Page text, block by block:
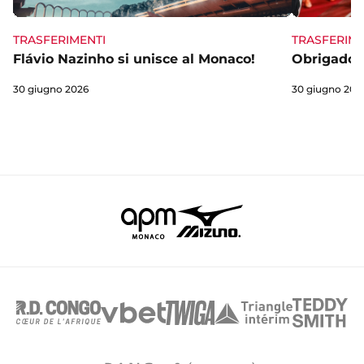
TRASFERIMENTI
Flávio Nazinho si unisce al Monaco!
30 giugno 2026
Obrigado
30 giugno